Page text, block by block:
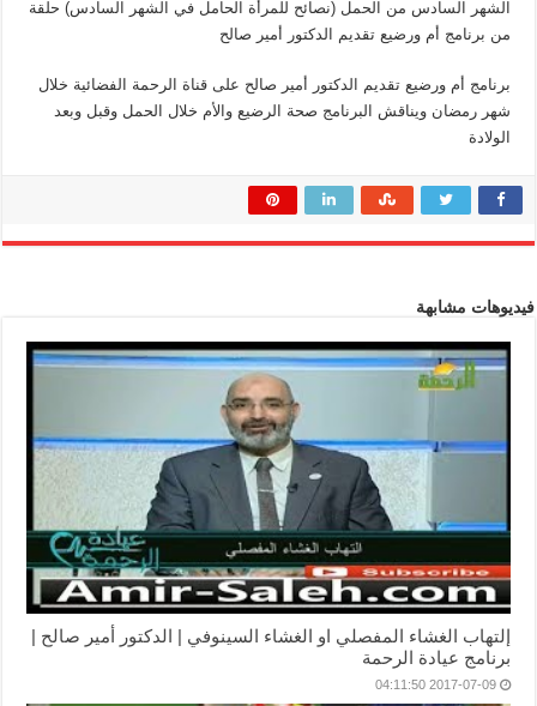
الشهر السادس من الحمل (نصائح للمرأة الحامل في الشهر السادس) حلقة
من برنامج أم ورضيع تقديم الدكتور أمير صالح
برنامج أم ورضيع تقديم الدكتور أمير صالح على قناة الرحمة الفضائية خلال
شهر رمضان ويناقش البرنامج صحة الرضيع والأم خلال الحمل وقبل وبعد
الولادة
فيديوهات مشابهة
إلتهاب الغشاء المفصلي او الغشاء السينوفي | الدكتور أمير صالح |
برنامج عيادة الرحمة
2017-07-09 04:11:50